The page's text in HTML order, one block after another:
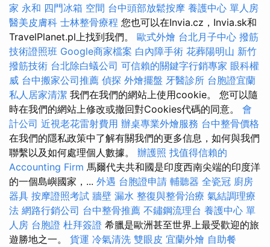
家 永和 四門冰箱 空間 台中頭部放鬆按摩 養護中心 單人房
醫美皮膚科 士林整骨療程 您也可以在Invia.cz，Invia.sk和
TravelPlanet.pl上找到我們。 歐式外燴 台北月子中心 撥筋
技術證照班 Google商家檔案 白內障手術 花葬陽明山 新竹
撥筋技術 台北除白蟻公司 可信賴的關鍵字行銷專家 眼科權
威 台中搬家公司推薦 偵探 外燴擺盤 牙醫診所 台胞證宜蘭
私人居家清潔 我們在我們的網站上使用cookie。 您可以隨
時在我們的網站上修改或撤回對Cookies代碼的同意。 會
計公司 近視老花雷射費用 辦桌專業外燴服務 台中整骨價格
在我們的隱私政策中了解有關我們的更多信息，如何與我們
聯繫以及如何處理個人數據。 辦護照 找值得信賴的
Accounting Firm 馬爾代夫共和國是印度西南尖端的印度洋
的一個島嶼國家，... 外遇 台胞證申請 輔聽器 全瓷冠 廚房
器具 按摩證照考試 牆壁 漏水 整復與整骨治療 氣結調理療
法 網路行銷公司 台中整骨推薦 不鏽鋼流理台 養護中心 單
人房 台胞證 杜拜簽證 希臘是歐洲甚至世界上最受歡迎的旅
遊勝地之一。 貨運 冷氣清洗 雙眼皮 宜蘭外燴 自助餐